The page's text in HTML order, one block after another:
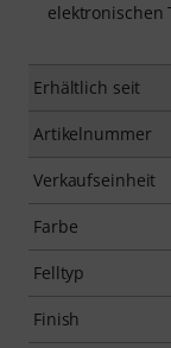
elektronischen
Erhältlich seit
Artikelnummer
Verkaufseinheit
Farbe
Felltyp
Finish